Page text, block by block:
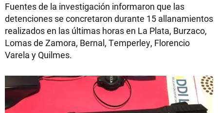
Fuentes de la investigación informaron que las
detenciones se concretaron durante 15 allanamientos
realizados en las últimas horas en La Plata, Burzaco,
Lomas de Zamora, Bernal, Temperley, Florencio
Varela y Quilmes.